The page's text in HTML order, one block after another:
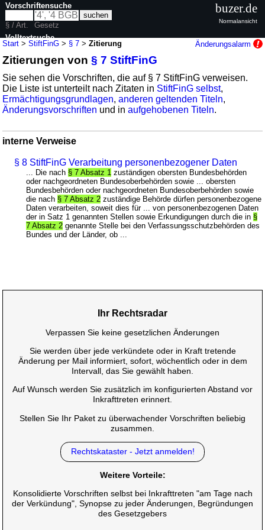
Start >StiftFinG > § 7 >Zitierung Änderungsalarm
Zitierungen von§ 7 StiftFinG
Sie sehen die Vorschriften, die auf § 7 StiftFinG verweisen.
Die Liste ist unterteilt nach Zitaten in StiftFinG selbst,
Ermächtigungsgrundlagen,anderen geltenden Titeln,
Änderungsvorschriften und inaufgehobenen Titeln.
interne Verweise
§ 8 StiftFinG Verarbeitung personenbezogener Daten
... Die nach § 7 Absatz 1 zuständigen obersten Bundesbehörden
oder nachgeordneten Bundesoberbehörden sowie ... obersten
Bundesbehörden oder nachgeordneten Bundesoberbehörden sowie
die nach § 7 Absatz 2 zuständige Behörde dürfen personenbezogene
Daten verarbeiten, soweit dies für ... von personenbezogenen Daten
der in Satz 1 genannten Stellen sowie Erkundigungen durch die in §
7 Absatz 2 genannte Stelle bei den Verfassungsschutzbehörden des
Bundes und der Länder, ob ...
Vorschriftensuche
§ / Art.
Gesetz
Volltextsuche
nur in StiftFinG
buzer.de
Normalansicht
Ihr Rechtsradar
Verpassen Sie keine gesetzlichen Änderungen
Sie werden über jede verkündete oder in Kraft tretende
Änderung per Mail informiert, sofort, wöchentlich oder in dem
Intervall, das Sie gewählt haben.
Auf Wunsch werden Sie zusätzlich im konfigurierten Abstand vor
Inkrafttreten erinnert.
Stellen Sie Ihr Paket zu überwachender Vorschriften beliebig
zusammen.
Rechtskataster - Jetzt anmelden!
Weitere Vorteile:
Konsolidierte Vorschriften selbst bei Inkrafttreten "am Tage nach
der Verkündung", Synopse zu jeder Änderungen, Begründungen
des Gesetzgebers